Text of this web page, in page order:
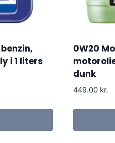
i 1 liters
0W20
dunk
449.00 kr.